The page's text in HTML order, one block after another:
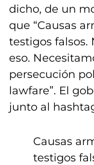
dicho, de un
que “Causas
testigos falsos.
eso.
persecución
lawfare”. El
junto al
Causas
testigos